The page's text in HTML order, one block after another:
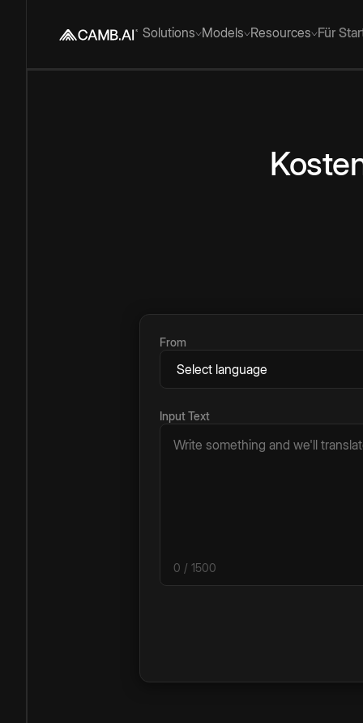
Solutions Models Resources Für
From
Input Text
0 / 1500